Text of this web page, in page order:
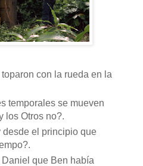
con la rueda en la
temporales se mueven
los Otros no?.
el principio que
que Ben había